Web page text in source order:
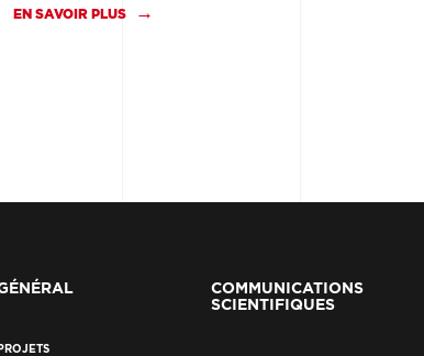
EN SAVOIR PLUS
PROJETS
COMMUNICATIONS
SCIENTIFIQUES